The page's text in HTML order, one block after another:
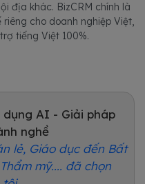
địa khác. BizCRM chính là
cho doanh nghiệp Việt,
tiếng Việt 100%.
dụng AI - Giải pháp
nghề
lẻ, Giáo dục đến Bất
mỹ.... đã chọn